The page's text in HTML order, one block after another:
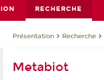
RECHERCHE
Présentation Recherche
Metabiot